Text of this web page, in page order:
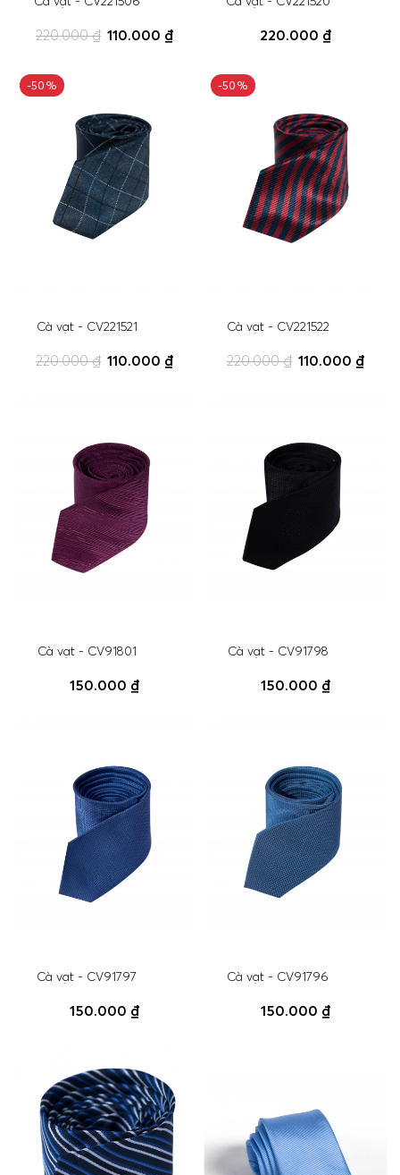
110.000 ₫
220.000 ₫ 220.000 ₫
Cà vạt - CV221521
110.000 ₫
-50%
220.000 ₫
Cà vạt - CV221522
110.000 ₫
-50%
220.000 ₫
Cà vạt - CV91801
150.000 ₫
Cà vạt - CV91798
150.000 ₫
Cà vạt - CV91797
150.000 ₫
Cà vạt - CV91796
150.000 ₫